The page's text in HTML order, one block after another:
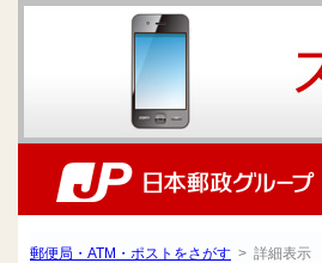
郵便局・ATM・ポストをさがす > 詳細表示